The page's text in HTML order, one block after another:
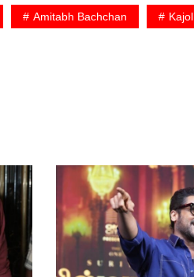
Amitabh Bachchan Kajol